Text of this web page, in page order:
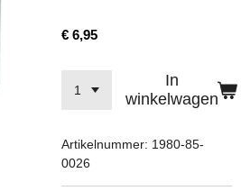
€ 6,95
In
winkelwagen
Artikelnummer: 1980-85-
0026